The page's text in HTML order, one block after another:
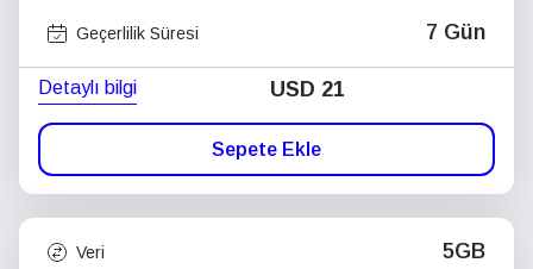
Geçerlilik Süresi 7 Gün
Detaylı bilgi USD 21
Sepete Ekle
Veri 5GB